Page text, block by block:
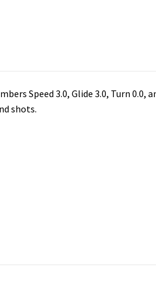
Speed 3.0, Glide 3.0, Turn 0.0,
shots.